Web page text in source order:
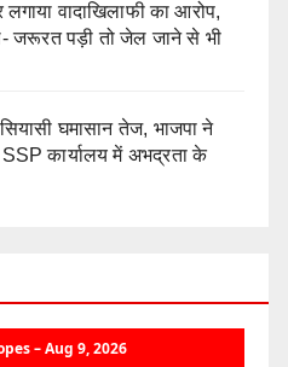
वादाखिलाफी का आरोप,
जरूरत पड़ी तो जेल जाने से भी
घमासान तेज, भाजपा ने
कार्यालय में अभद्रता के